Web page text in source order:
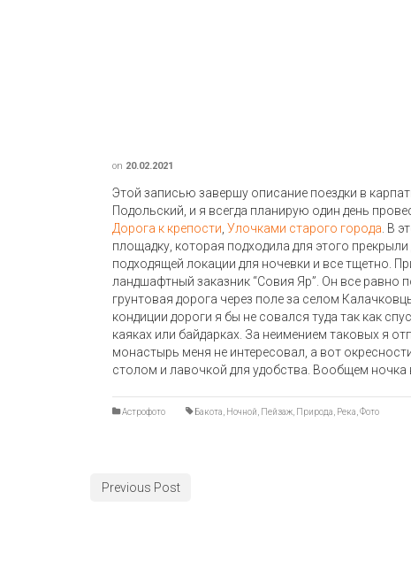
on 20.02.2021
Этой записью завершу описание поездки в
Подольский, и я всегда планирую один день
Дорога к крепости Улочками старого города . В
площадку, которая подходила для этого
подходящей локации для ночевки и все тщетно.
ландшафтный заказник “Совия Яр”. Он все равно
грунтовая дорога через поле за селом
кондиции дороги я бы не совался туда так как
каяках или байдарках. За неимением таковых я
монастырь меня не интересовал, а вот
столом и лавочкой для удобства. Вообщем ночка
Астрофото Бакота Ночной Пейзаж Природа Река Фото
Previous Post